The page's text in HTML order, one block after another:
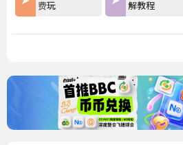
费玩
解教程